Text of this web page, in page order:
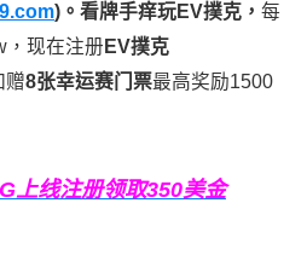
)。 看牌手痒玩EV撲克， 每
，现在注册 EV撲克
赠8张幸运赛门票最高奖励1500
上线注册领取350美金